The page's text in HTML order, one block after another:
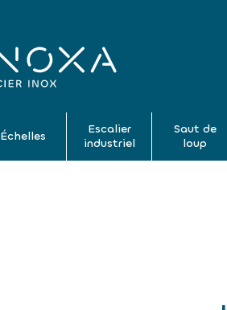
Échelles
Escalier
industriel
Saut de
loup